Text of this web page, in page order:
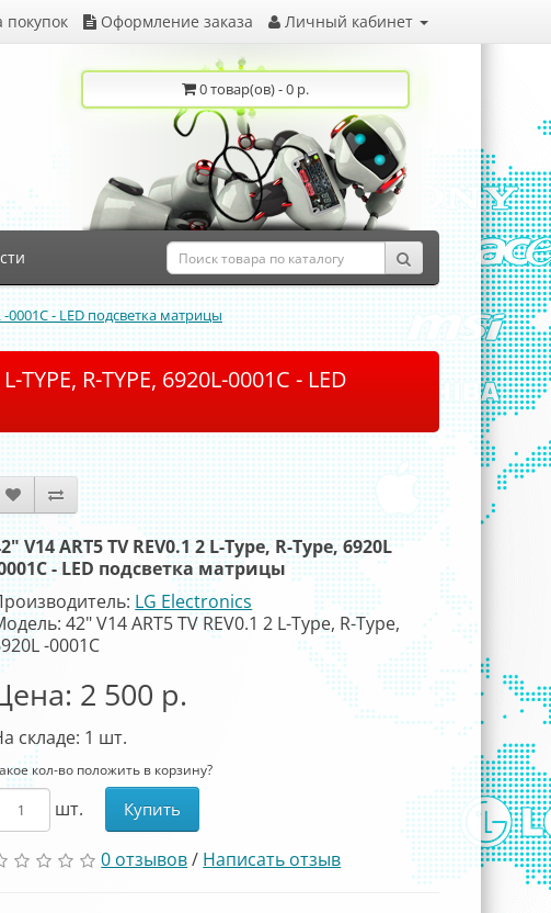
покупок Оформление заказа Личный кабинет
0 товар(ов) - 0 р.
-0001C - LED подсветка матрицы
R-TYPE, 6920L-0001C - LED
V14 ART5 TV REV0.1 2 L-Type, R-Type, 6920L
- LED подсветка матрицы
LG Electronics
42" V14 ART5 TV REV0.1 2 L-Type, R-Type,
-0001C
2 500 р.
складе: 1 шт.
кол-во положить в корзину?
шт. Купить
0 отзывов/ Написать отзыв